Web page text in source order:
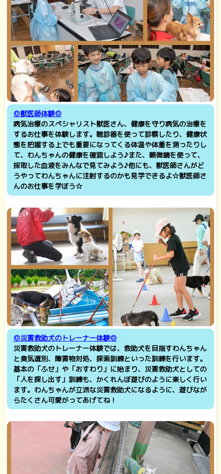
◎獣医師体験◎
病気治療のスペシャリスト獣医さん、健康を守り病気の治療を
するお仕事を体験します。聴診器を使って診察したり、健康状
態を把握する上でも重要になってくる体温や体重を測ったりし
て、わんちゃんの健康を確認しよう♪また、顕微鏡を使って、
採取した血液をみんなで見てみよう♪他にも、獣医師さんがど
うやってわんちゃんに注射するのかも見学できるよ☆獣医師さ
んのお仕事を学ぼう☆
◎災害救助犬のトレーナー体験◎
災害救助犬のトレーナー体験では、救助犬を目指すわんちゃん
と臭気選別、障害物対処、探索訓練といった訓練を行います。
基本の「ふせ」や「おすわり」に始まり、災害救助犬としての
「人を探し出す」訓練も、かくれんぼ遊びのように楽しく行い
ます。わんちゃんが立派な災害救助犬になるように、遊びなが
らたくさん可愛がってあげてね！